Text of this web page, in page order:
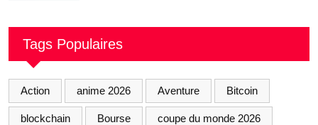
Tags Populaires
Action anime 2026 Aventure Bitcoin
blockchain Bourse coupe du monde 2026